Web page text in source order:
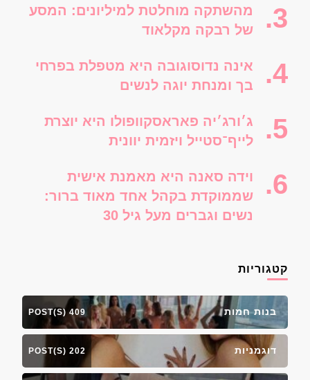
מהשתקה מוחלטת למיליונים: המסע
של רבקה מקלאוד
אינה נדוסוגובה היא מטפלת בפרחי
בך ומנחת יוגה לנשים
ג׳ורג׳יה פאראסקוופולו היא יוצרת
לייף־סטייל ויזמית יוונית
וידה סאנה היא מאמנת אישית
שממוקדת בקהל אחד מאוד ברור:
נשים וגברים מעל גיל 30
קטגוריות
בנות חמות 409 POST(S)
דוגמניות 202 POST(S)